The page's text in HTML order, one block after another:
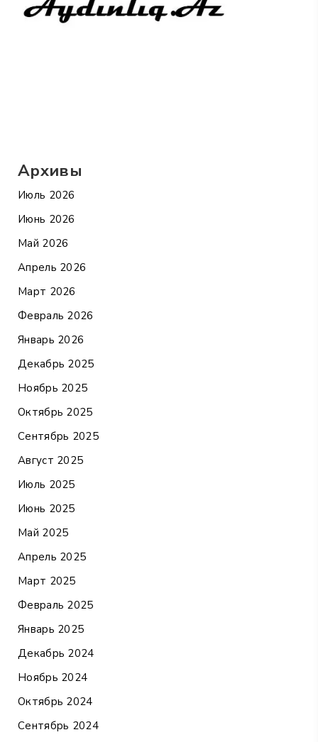
Архивы
Июль 2026
Июнь 2026
Май 2026
Апрель 2026
Март 2026
Февраль 2026
Январь 2026
Декабрь 2025
Ноябрь 2025
Октябрь 2025
Сентябрь 2025
Август 2025
Июль 2025
Июнь 2025
Май 2025
Апрель 2025
Март 2025
Февраль 2025
Январь 2025
Декабрь 2024
Ноябрь 2024
Октябрь 2024
Сентябрь 2024